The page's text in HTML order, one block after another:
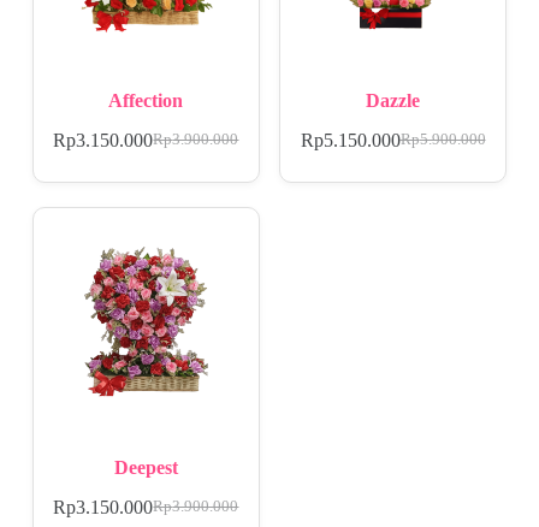
Affection
Rp3.900.000
Rp3.150.000
Dazzle
Rp5.900.000
Rp5.150.000
Deepest
Rp3.900.000
Rp3.150.000